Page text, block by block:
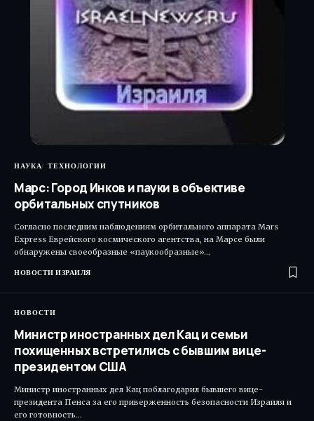
НАУКА ТЕХНОЛОГИИ
Марс: Город Инков и пауки в объективе
орбитальных спутников
Согласно последним наблюдениям орбитального аппарата Mars
Express Еврейского космического агентства, на Марсе были
обнаружены своеобразные «паукообразные»…
НОВОСТИ ИЗРАИЛЯ
НОВОСТИ
Министр иностранных дел Кац и семьи
похищенных встретились с бывшим вице-
президентом США
Министр иностранных дел Кац поблагодарил бывшего вице-
президента Пенса за его приверженность безопасности Израиля и
его готовность…